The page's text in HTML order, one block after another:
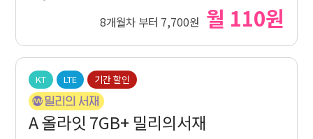
8개월차 부터 7,700원 월 110원
KT LTE 기간 할인
A 올라잇 7GB+ 밀리의서재